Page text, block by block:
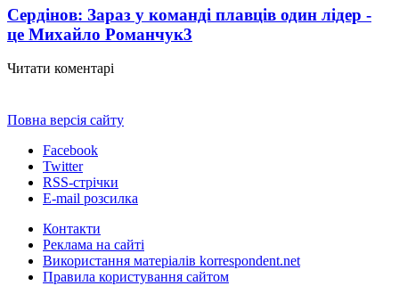
Сердінов: Зараз у команді плавців один лідер -
це Михайло Романчук3
Читати коментарі
Повна версія сайту
Facebook
Twitter
RSS-стрічки
E-mail розсилка
Контакти
Реклама на сайті
Використання матеріалів korrespondent.net
Правила користування сайтом